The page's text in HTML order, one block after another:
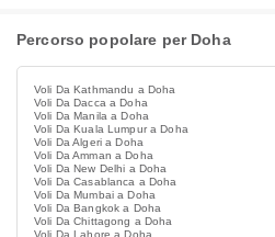
Percorso popolare per Doha
Voli Da Kathmandu a Doha
Voli Da Dacca a Doha
Voli Da Manila a Doha
Voli Da Kuala Lumpur a Doha
Voli Da Algeri a Doha
Voli Da Amman a Doha
Voli Da New Delhi a Doha
Voli Da Casablanca a Doha
Voli Da Mumbai a Doha
Voli Da Bangkok a Doha
Voli Da Chittagong a Doha
Voli Da Lahore a Doha